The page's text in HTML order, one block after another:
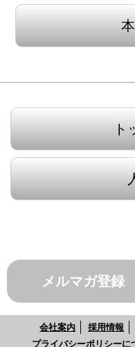
ト
メルマガ登録
会社案内 採用情報
プライバシーポリシーに